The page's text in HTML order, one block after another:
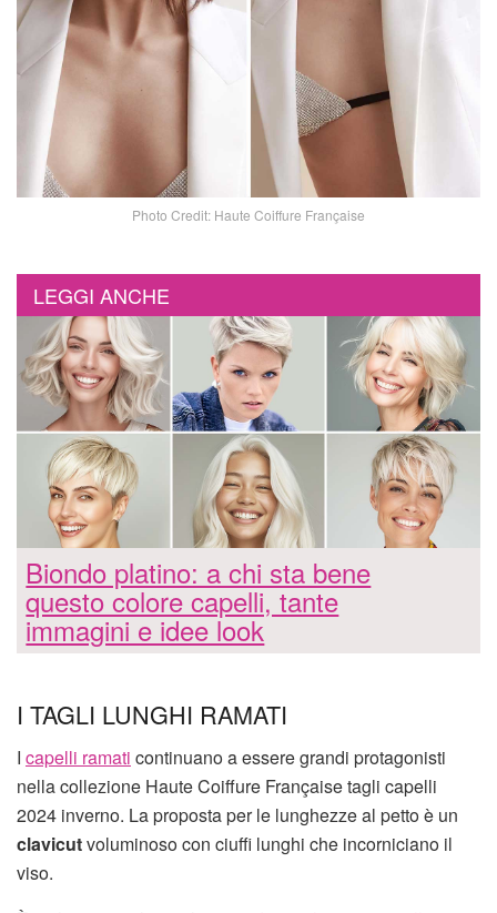
Photo Credit: Haute Coiffure Française
LEGGI ANCHE
Biondo platino: a chi sta bene
questo colore capelli, tante
immagini e idee look
I TAGLI LUNGHI RAMATI
I capelli ramati continuano a essere grandi protagonisti
nella collezione Haute Coiffure Française tagli capelli
2024 inverno. La proposta per le lunghezze al petto è un
clavicutvoluminoso con ciuffi lunghi che incorniciano il
viso.